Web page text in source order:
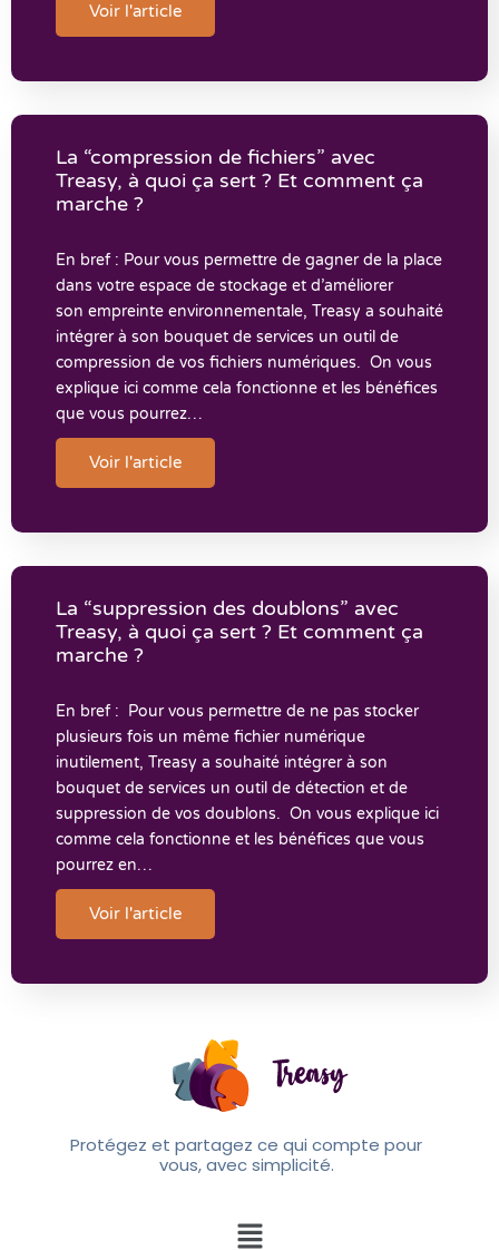
Voir l'article
La “compression de fichiers” avec
Treasy, à quoi ça sert ? Et comment ça
marche ?
En bref : Pour vous permettre de gagner de la place
dans votre espace de stockage et d’améliorer
son empreinte environnementale, Treasy a souhaité
intégrer à son bouquet de services un outil de
compression de vos fichiers numériques. On vous
explique ici comme cela fonctionne et les bénéfices
que vous pourrez…
Voir l'article
La “suppression des doublons” avec
Treasy, à quoi ça sert ? Et comment ça
marche ?
En bref : Pour vous permettre de ne pas stocker
plusieurs fois un même fichier numérique
inutilement, Treasy a souhaité intégrer à son
bouquet de services un outil de détection et de
suppression de vos doublons. On vous explique ici
comme cela fonctionne et les bénéfices que vous
pourrez en…
Voir l'article
Protégez et partagez ce qui compte pour
vous, avec simplicité.